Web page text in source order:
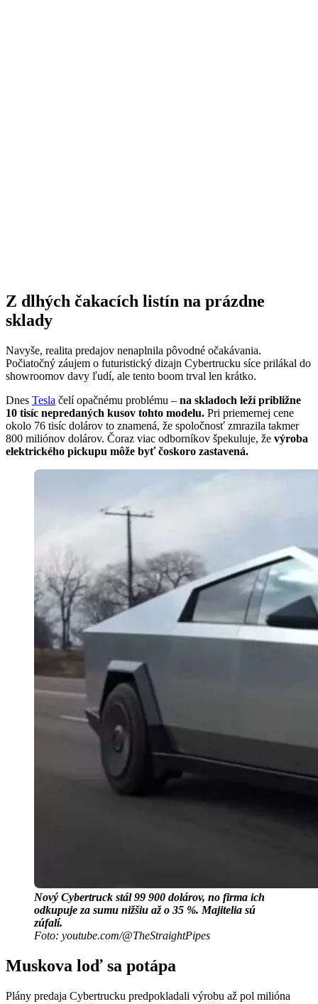
Z dlhých čakacích listín na prázdne
sklady
Navyše, realita predajov nenaplnila pôvodné očakávania.
Počiatočný záujem o futuristický dizajn Cybertrucku síce prilákal do
showroomov davy ľudí, ale tento boom trval len krátko.
Dnes Tesla čelí opačnému problému – na skladoch leží približne
10 tisíc nepredaných kusov tohto modelu. Pri priemernej cene
okolo 76 tisíc dolárov to znamená, že spoločnosť zmrazila takmer
800 miliónov dolárov. Čoraz viac odborníkov špekuluje, že výroba
elektrického pickupu môže byť čoskoro zastavená.
Nový Cybertruck stál 99 900 dolárov, no firma ich
odkupuje za sumu nižšiu až o 35 %. Majitelia sú
zúfalí.
Foto: youtube.com/@TheStraightPipes
Muskova loď sa potápa
Plány predaja Cybertrucku predpokladali výrobu až pol milióna